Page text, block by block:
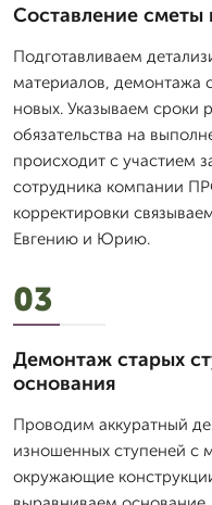
Составление сметы
Подготавливаем
материалов, демонтажа
новых. Указываем сроки
обязательства на
происходит с участием
сотрудника компании
корректировки
Евгению и Юрию.
03
Демонтаж старых
основания
Проводим аккуратный
изношенных ступеней с
окружающие